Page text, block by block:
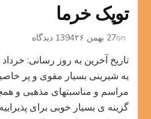
توپک خرما
on27 بهمن 1394 ۲۶ دیدگاه
خرما
یه شیرینی بسیار مقوی و پر
مراسم و مناسبتهای مذهبی و
گزینه ی بسیار خوبی برای